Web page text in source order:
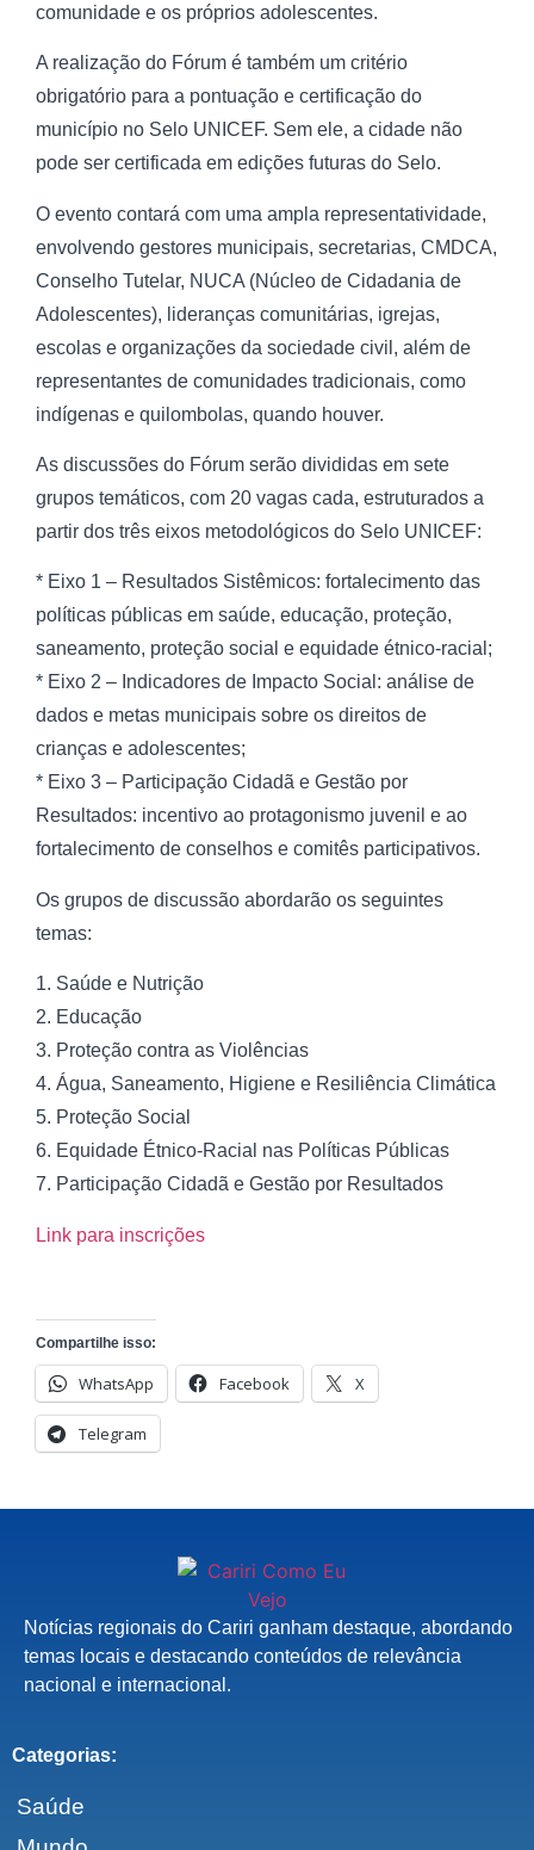
comunidade e os próprios adolescentes.
A realização do Fórum é também um critério
obrigatório para a pontuação e certificação do
município no Selo UNICEF. Sem ele, a cidade não
pode ser certificada em edições futuras do Selo.
O evento contará com uma ampla representatividade,
envolvendo gestores municipais, secretarias, CMDCA,
Conselho Tutelar, NUCA (Núcleo de Cidadania de
Adolescentes), lideranças comunitárias, igrejas,
escolas e organizações da sociedade civil, além de
representantes de comunidades tradicionais, como
indígenas e quilombolas, quando houver.
As discussões do Fórum serão divididas em sete
grupos temáticos, com 20 vagas cada, estruturados a
partir dos três eixos metodológicos do Selo UNICEF:
* Eixo 1 – Resultados Sistêmicos: fortalecimento das
políticas públicas em saúde, educação, proteção,
saneamento, proteção social e equidade étnico-racial;
* Eixo 2 – Indicadores de Impacto Social: análise de
dados e metas municipais sobre os direitos de
crianças e adolescentes;
* Eixo 3 – Participação Cidadã e Gestão por
Resultados: incentivo ao protagonismo juvenil e ao
fortalecimento de conselhos e comitês participativos.
Os grupos de discussão abordarão os seguintes
temas:
1. Saúde e Nutrição
2. Educação
3. Proteção contra as Violências
4. Água, Saneamento, Higiene e Resiliência Climática
5. Proteção Social
6. Equidade Étnico-Racial nas Políticas Públicas
7. Participação Cidadã e Gestão por Resultados
Link para inscrições
Compartilhe isso:
WhatsApp Facebook X
Telegram
Notícias regionais do Cariri ganham destaque, abordando
temas locais e destacando conteúdos de relevância
nacional e internacional.
Categorias:
Saúde